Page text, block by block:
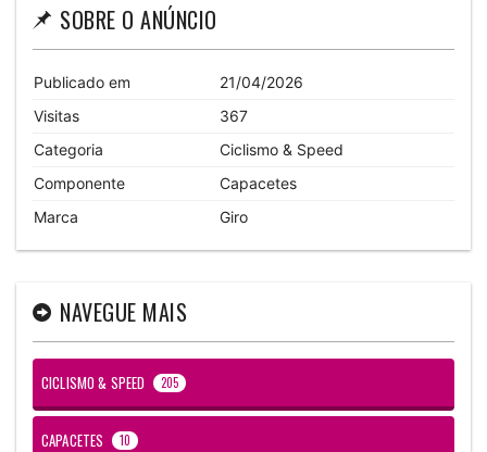
SOBRE O ANÚNCIO
Publicado em
21/04/2026
Visitas
367
Categoria
Ciclismo & Speed
Componente
Capacetes
Marca
Giro
NAVEGUE MAIS
CICLISMO & SPEED 205
CAPACETES 10